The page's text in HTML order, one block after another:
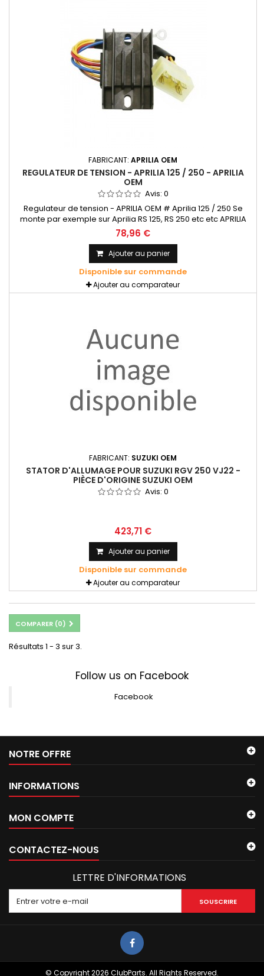
FABRICANT: APRILIA OEM
REGULATEUR DE TENSION - APRILIA 125 / 250 - APRILIA
OEM
Avis: 0
Regulateur de tension - APRILIA OEM # Aprilia 125 / 250 Se
monte par exemple sur Aprilia RS 125, RS 250 etc etc APRILIA
OEM - AP8120699
78,96 €
Ajouter au panier
Disponible sur commande
Ajouter au comparateur
FABRICANT: SUZUKI OEM
STATOR D'ALLUMAGE POUR SUZUKI RGV 250 VJ22 -
PIÈCE D'ORIGINE SUZUKI OEM
Avis: 0
423,71 €
Ajouter au panier
Disponible sur commande
Ajouter au comparateur
COMPARER (0)
Résultats 1 - 3 sur 3.
Follow us on Facebook
Facebook
NOTRE OFFRE
INFORMATIONS
© Copyright 2026 ClubParts. All Rights Reserved.
MON COMPTE
CONTACTEZ-NOUS
LETTRE D'INFORMATIONS
SOUSCRIRE